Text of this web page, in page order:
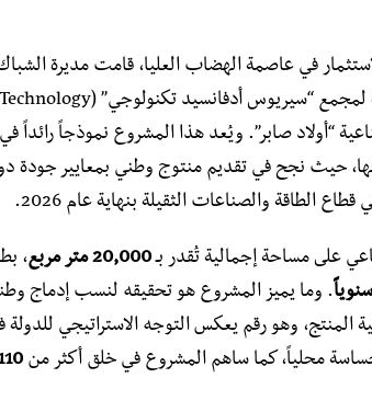
في عاصمة الهضاب العليا، قامت مديرة الشباك
“أولاد صابر”. ويُعد هذا المشروع نموذجاً رائداً في
حيث نجح في تقديم منتوج وطني بمعايير جودة
الطاقة والصناعات الثقيلة بنهاية عام 2026.
على مساحة إجمالية تُقدر بـ20,000 متر مربع
،
. وما يميز المشروع هو تحقيقه لنسب إدماج
وهو رقم يعكس التوجه الاستراتيجي للدولة
محلياً، كما ساهم المشروع في خلق أكثر من 110 منصب